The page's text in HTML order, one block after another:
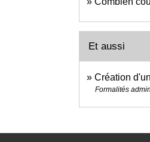
Et aussi
Création
Formalités